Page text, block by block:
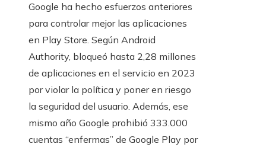
Google ha hecho esfuerzos anteriores
para controlar mejor las aplicaciones
en Play Store. Según Android
Authority, bloqueó hasta 2,28 millones
de aplicaciones en el servicio en 2023
por violar la política y poner en riesgo
la seguridad del usuario. Además, ese
mismo año Google prohibió 333.000
cuentas “enfermas” de Google Play por